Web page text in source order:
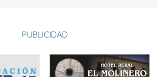
PUBLICIDAD